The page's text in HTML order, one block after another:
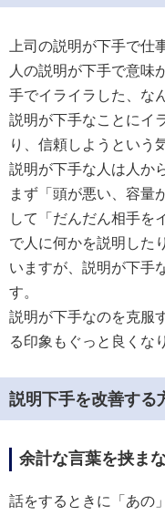
上司の説明が下手で仕
人の説明が下手で意味
手でイライラした、な
説明が下手なことにイ
り、信頼しようという
説明が下手な人は人か
まず「頭が悪い、容量
して「だんだん相手を
で人に何かを説明した
いますが、説明が下手
す。
説明が下手なのを克服
る印象もぐっと良くな
説明下手を改善する
余計な言葉を挟ま
話をするときに「あの